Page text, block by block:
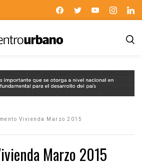
Vivienda Marzo 2015
Marzo 2015